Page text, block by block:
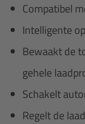
Compatibel
Intelligente
Bewaakt de
gehele
Schakelt
Regelt de